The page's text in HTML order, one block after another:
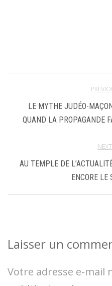
LE MYTHE JUDÉO-
QUAND LA PROPAGANDE
NEXT
AU TEMPLE DE
ENCORE LE
Laisser un
Votre adresse e-mail